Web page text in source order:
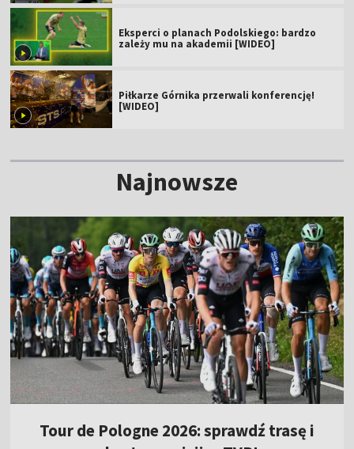
Eksperci o planach Podolskiego: bardzo
zależy mu na akademii [WIDEO]
Piłkarze Górnika przerwali konferencję!
[WIDEO]
Najnowsze
Tour de Pologne 2026: sprawdź trasę i